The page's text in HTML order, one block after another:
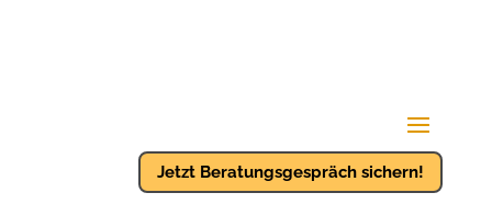
Jetzt Beratungsgespräch sichern!